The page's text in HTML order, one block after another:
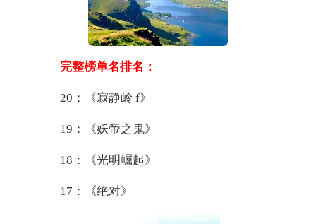
完整榜单名排名：
20：《寂静岭 f》
19：《妖帝之鬼》
18：《光明崛起》
17：《绝对》